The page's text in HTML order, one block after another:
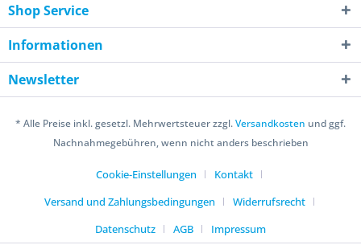
Shop Service
Informationen
Newsletter
* Alle Preise inkl. gesetzl. Mehrwertsteuer zzgl.Versandkosten und ggf.
Nachnahmegebühren, wenn nicht anders beschrieben
Cookie-Einstellungen
Kontakt
Versand und Zahlungsbedingungen
Widerrufsrecht
Datenschutz
AGB Impressum